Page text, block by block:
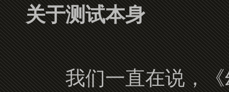
关于测试本身
我们一直在说，《幻